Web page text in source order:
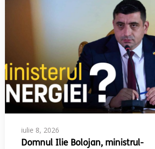
iulie 8, 2026
Domnul Ilie Bolojan, ministrul-